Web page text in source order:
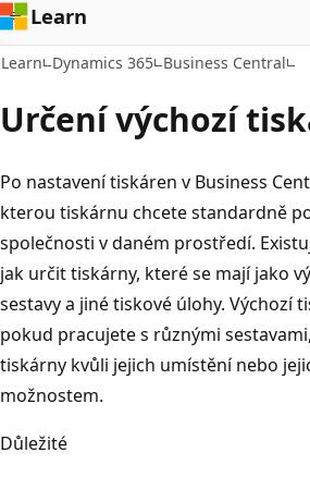
Learn
Learn Dynamics 365 Business Central
Určení výchozí
Po nastavení tiskáren v Business
kterou tiskárnu chcete standardně
společnosti v daném prostředí.
jak určit tiskárny, které se mají jako
sestavy a jiné tiskové úlohy. Výchozí
pokud pracujete s různými
tiskárny kvůli jejich umístění nebo
možnostem.
Důležité